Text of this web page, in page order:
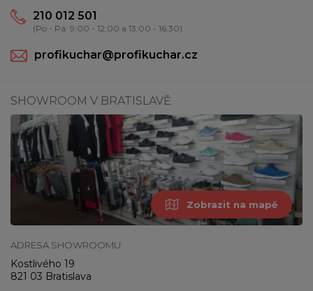
210 012 501
(Po - Pá: 9:00 - 12:00 a 13:00 - 16:30)
profikuchar@profikuchar.cz
SHOWROOM V BRATISLAVĚ
Zobrazit na mapě
ADRESA SHOWROOMU
Kostlivého 19
821 03 Bratislava